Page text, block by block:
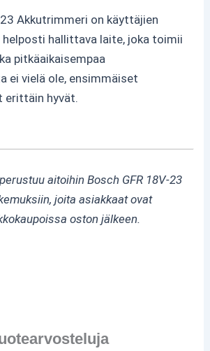
Akkutrimmeri on käyttäjien
helposti hallittava laite, joka toimii
pitkäaikaisempaa
ei vielä ole, ensimmäiset
erittäin hyvät.
aitoihin Bosch GFR 18V-23
joita asiakkaat ovat
oston jälkeen.